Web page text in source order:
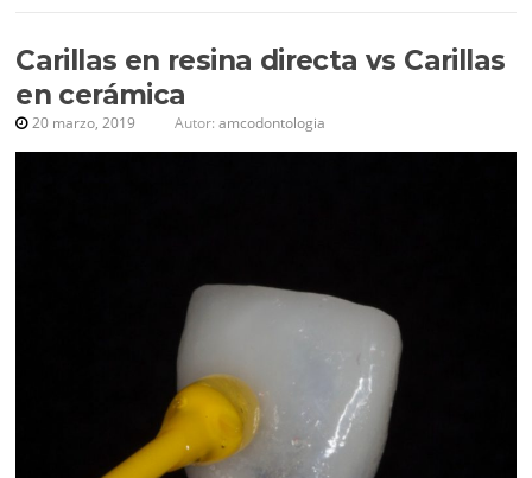
Carillas en resina directa vs Carillas
en cerámica
20 marzo, 2019 Autor:amcodontologia